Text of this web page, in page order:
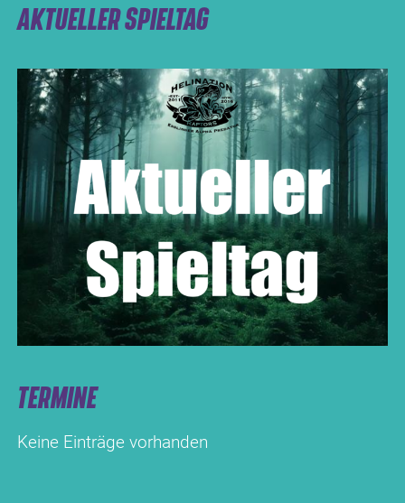
AKTUELLER SPIELTAG
TERMINE
Keine Einträge vorhanden